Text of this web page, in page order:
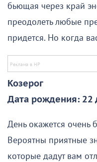
бьющая через край
преодолеть любые
придется. Но когда
Козерог
Дата рождения: 22
День окажется очень
Вероятны приятные
которые дадут вам